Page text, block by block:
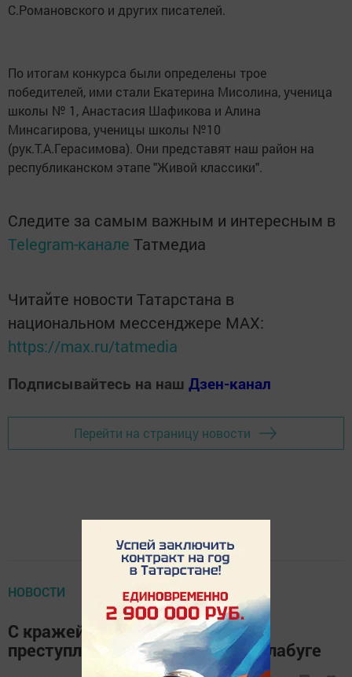
С.Романовского и других писателей.
По итогам конкурса были определены трое
победителей, ими стали Екатерина Мисолина, ученица
школы № 1, Анастасия Шафикова и Алина
Минсагирова, ученицы школы №10
(рук.Т.А.Герасимова). Они представят наш район на
республиканском этапе "Живой классики".
Следите за самым важным и интересным в
Telegram-канале Татмедиа
Читайте новости Татарстана в
национальном мессенджере MАХ:
https://max.ru/tatmedia
Подписывайтесь на наш Дзен-канал
Перейти на страницу новости
НОВОСТИ
С кражей связана половина
преступлений, совершенных в Елабуге